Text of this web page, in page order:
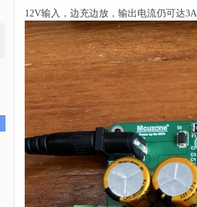
12V输入，边充边放，输出电流仍可达